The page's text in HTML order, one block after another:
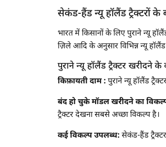
नाशिक
मिर्जापुर
सुल्तानपुर
रोहतक
तिरुपति
सोनीपत
तिरुवन्नामलाई
1997
1996
सेकंड-हैंड न्यू हॉलैंड ट्रैक्टरों के
भारत में किसानों के लिए पुराने न्यू
ज़िले आदि के अनुसार विभिन्न न्यू
पुराने न्यू हॉलैंड ट्रैक्टर खरीदने
किफ़ायती दाम : पुराने न्यू हॉलैंड
बंद हो चुके मॉडल खरीदने का
ट्रैक्टर देखना सबसे अच्छा विकल्प है।
कई विकल्प उपलब्ध: सेकंड-हैंड